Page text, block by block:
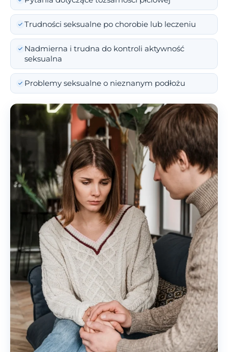
Trudności seksualne po chorobie lub leczeniu
Nadmierna i trudna do kontroli aktywność
seksualna
Problemy seksualne o nieznanym podłożu